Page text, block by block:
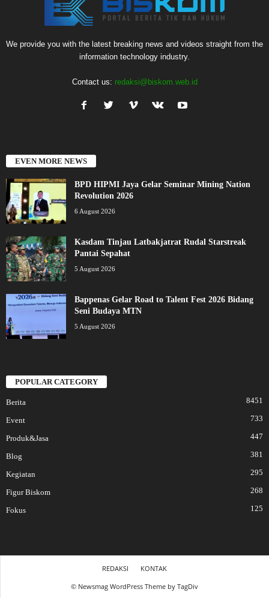
We provide you with the latest breaking news and videos straight from the
information technology industry.
Contact us: redaksi@biskom.web.id
EVEN MORE NEWS
BPD HIPMI Jaya Gelar Seminar Mining Nation
Revolution 2026
6 August 2026
Kasdam Tinjau Latbakjatrat Rudal Starstreak
Pantai Sepahat
5 August 2026
Bappenas Gelar Road to Talent Fest 2026 Bidang
Seni Budaya MTN
5 August 2026
POPULAR CATEGORY
Berita 8451
Event 733
Produk&Jasa 447
Blog 381
Kegiatan 295
Figur Biskom 268
Fokus 125
REDAKSI
KONTAK
© Newsmag WordPress Theme by TagDiv